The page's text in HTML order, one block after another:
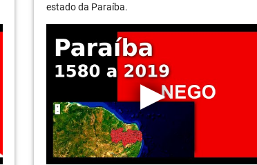
estado da Paraíba.